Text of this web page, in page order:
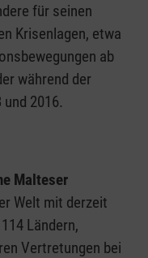
für seinen
Krisenlagen, etwa
ab
während der
2016.
Malteser
Welt mit derzeit
Ländern,
Vertretungen bei